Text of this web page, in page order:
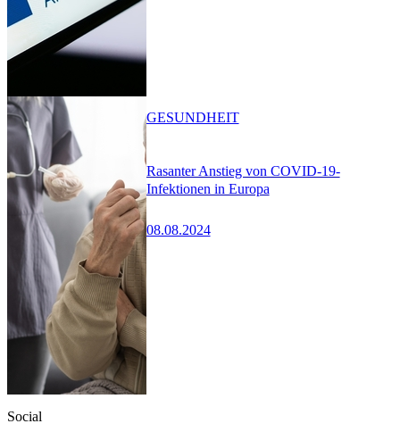
Rasanter Anstieg von COVID-19-
Infektionen in Europa
08.08.2024
GESUNDHEIT
Social